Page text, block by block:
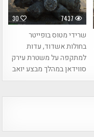
30 7437
שרידי מטוס בופייטר
בחולות אשדוד, עדות
למתקפה על משטרת עירק
סווידאן במהלך מבצע יואב